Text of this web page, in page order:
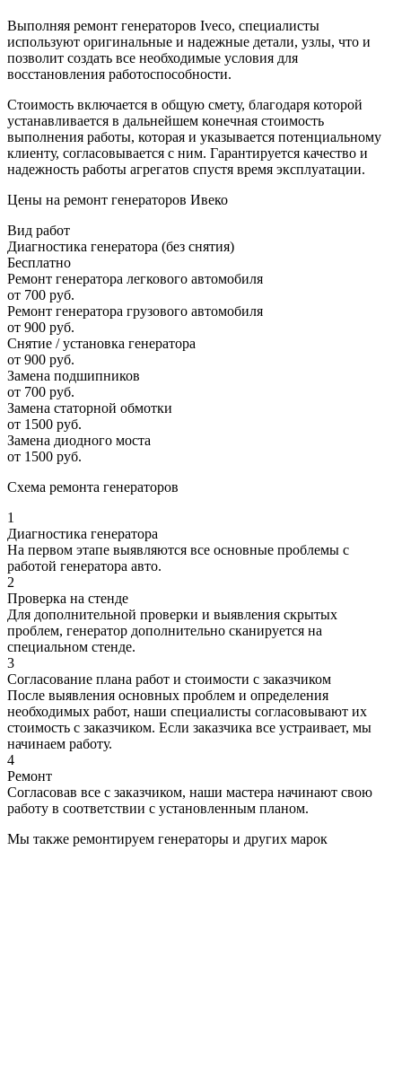
Выполняя ремонт генераторов Iveco, специалисты
используют оригинальные и надежные детали, узлы, что и
позволит создать все необходимые условия для
восстановления работоспособности.
Стоимость включается в общую смету, благодаря которой
устанавливается в дальнейшем конечная стоимость
выполнения работы, которая и указывается потенциальному
клиенту, согласовывается с ним. Гарантируется качество и
надежность работы агрегатов спустя время эксплуатации.
Цены на ремонт генераторов Ивеко
Вид работ
Диагностика генератора (без снятия)
Бесплатно
Ремонт генератора легкового автомобиля
от 700 руб.
Ремонт генератора грузового автомобиля
от 900 руб.
Снятие / установка генератора
от 900 руб.
Замена подшипников
от 700 руб.
Замена статорной обмотки
от 1500 руб.
Замена диодного моста
от 1500 руб.
Схема ремонта генераторов
1
Диагностика генератора
На первом этапе выявляются все основные проблемы с
работой генератора авто.
2
Проверка на стенде
Для дополнительной проверки и выявления скрытых
проблем, генератор дополнительно сканируется на
специальном стенде.
3
Согласование плана работ и стоимости с заказчиком
После выявления основных проблем и определения
необходимых работ, наши специалисты согласовывают их
стоимость с заказчиком. Если заказчика все устраивает, мы
начинаем работу.
4
Ремонт
Согласовав все с заказчиком, наши мастера начинают свою
работу в соответствии с установленным планом.
Мы также ремонтируем генераторы и других марок